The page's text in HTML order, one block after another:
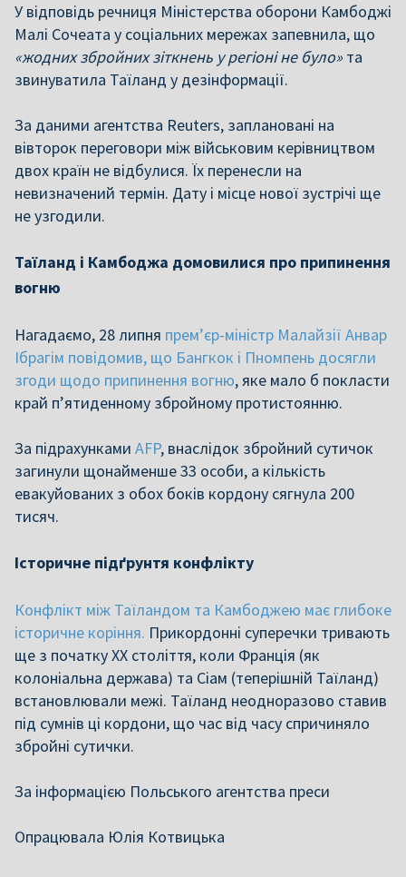
У відповідь речниця Міністерства оборони Камбоджі
Малі Сочеата у соціальних мережах запевнила, що
«жодних збройних зіткнень у регіоні не було» та
звинуватила Таїланд у дезінформації.
За даними агентства Reuters, заплановані на
вівторок переговори між військовим керівництвом
двох країн не відбулися. Їх перенесли на
невизначений термін. Дату і місце нової зустрічі ще
не узгодили.
Таїланд і Камбоджа домовилися про припинення
вогню
Нагадаємо, 28 липня прем’єр-міністр Малайзії Анвар
Ібрагім повідомив, що Бангкок і Пномпень досягли
згоди щодо припинення вогню, яке мало б покласти
край п’ятиденному збройному протистоянню.
За підрахунками AFP, внаслідок збройний сутичок
загинули щонайменше 33 особи, а кількість
евакуйованих з обох боків кордону сягнула 200
тисяч.
Історичне підґрунтя конфлікту
Конфлікт між Таїландом та Камбоджею має глибоке
історичне коріння. Прикордонні суперечки тривають
ще з початку XX століття, коли Франція (як
колоніальна держава) та Сіам (теперішній Таїланд)
встановлювали межі. Таїланд неодноразово ставив
під сумнів ці кордони, що час від часу спричиняло
збройні сутички.
За інформацією Польського агентства преси
Опрацювала Юлія Котвицька